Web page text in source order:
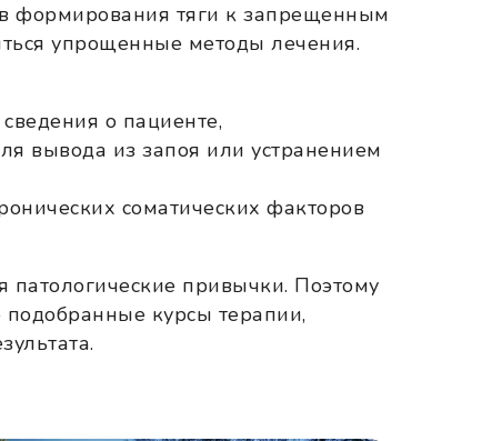
формирования тяги к запрещенным
упрощенные методы лечения.
о пациенте,
вывода из запоя или устранением
соматических факторов
патологические привычки. Поэтому
курсы терапии,